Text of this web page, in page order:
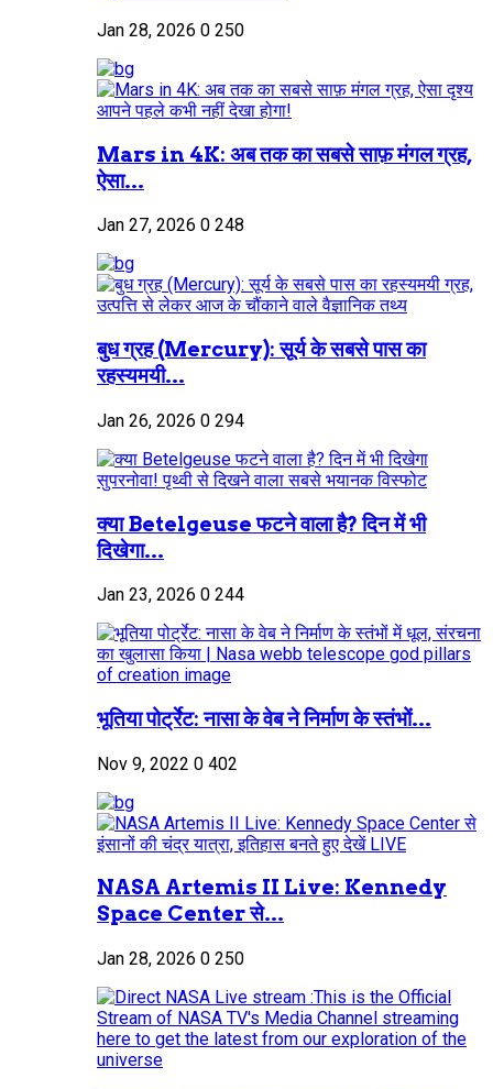
Jan 28, 2026 0 250
Mars in 4K: अब तक का सबसे साफ़ मंगल ग्रह,
ऐसा...
Jan 27, 2026 0 248
बुध ग्रह (Mercury): सूर्य के सबसे पास का
रहस्यमयी...
Jan 26, 2026 0 294
क्या Betelgeuse फटने वाला है? दिन में भी
दिखेगा...
Jan 23, 2026 0 244
भूतिया पोर्ट्रेट: नासा के वेब ने निर्माण के स्तंभों...
Nov 9, 2022 0 402
NASA Artemis II Live: Kennedy
Space Center से...
Jan 28, 2026 0 250